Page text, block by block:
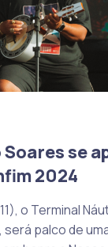
se
2024
o Terminal
palco de